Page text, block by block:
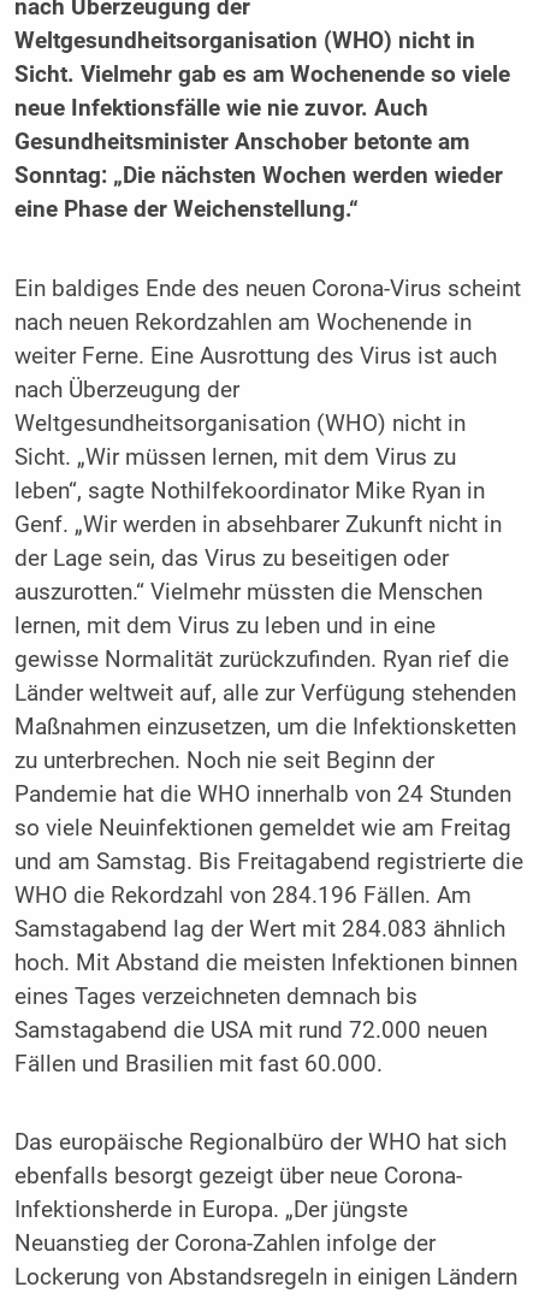
nach Überzeugung der
Weltgesundheitsorganisation (WHO) nicht in
Sicht. Vielmehr gab es am Wochenende so viele
neue Infektionsfälle wie nie zuvor. Auch
Gesundheitsminister Anschober betonte am
Sonntag: „Die nächsten Wochen werden wieder
eine Phase der Weichenstellung.“
Ein baldiges Ende des neuen Corona-Virus scheint
nach neuen Rekordzahlen am Wochenende in
weiter Ferne. Eine Ausrottung des Virus ist auch
nach Überzeugung der
Weltgesundheitsorganisation (WHO) nicht in
Sicht. „Wir müssen lernen, mit dem Virus zu
leben“, sagte Nothilfekoordinator Mike Ryan in
Genf. „Wir werden in absehbarer Zukunft nicht in
der Lage sein, das Virus zu beseitigen oder
auszurotten.“ Vielmehr müssten die Menschen
lernen, mit dem Virus zu leben und in eine
gewisse Normalität zurückzufinden. Ryan rief die
Länder weltweit auf, alle zur Verfügung stehenden
Maßnahmen einzusetzen, um die Infektionsketten
zu unterbrechen. Noch nie seit Beginn der
Pandemie hat die WHO innerhalb von 24 Stunden
so viele Neuinfektionen gemeldet wie am Freitag
und am Samstag. Bis Freitagabend registrierte die
WHO die Rekordzahl von 284.196 Fällen. Am
Samstagabend lag der Wert mit 284.083 ähnlich
hoch. Mit Abstand die meisten Infektionen binnen
eines Tages verzeichneten demnach bis
Samstagabend die USA mit rund 72.000 neuen
Fällen und Brasilien mit fast 60.000.
Das europäische Regionalbüro der WHO hat sich
ebenfalls besorgt gezeigt über neue Corona-
Infektionsherde in Europa. „Der jüngste
Neuanstieg der Corona-Zahlen infolge der
Lockerung von Abstandsregeln in einigen Ländern